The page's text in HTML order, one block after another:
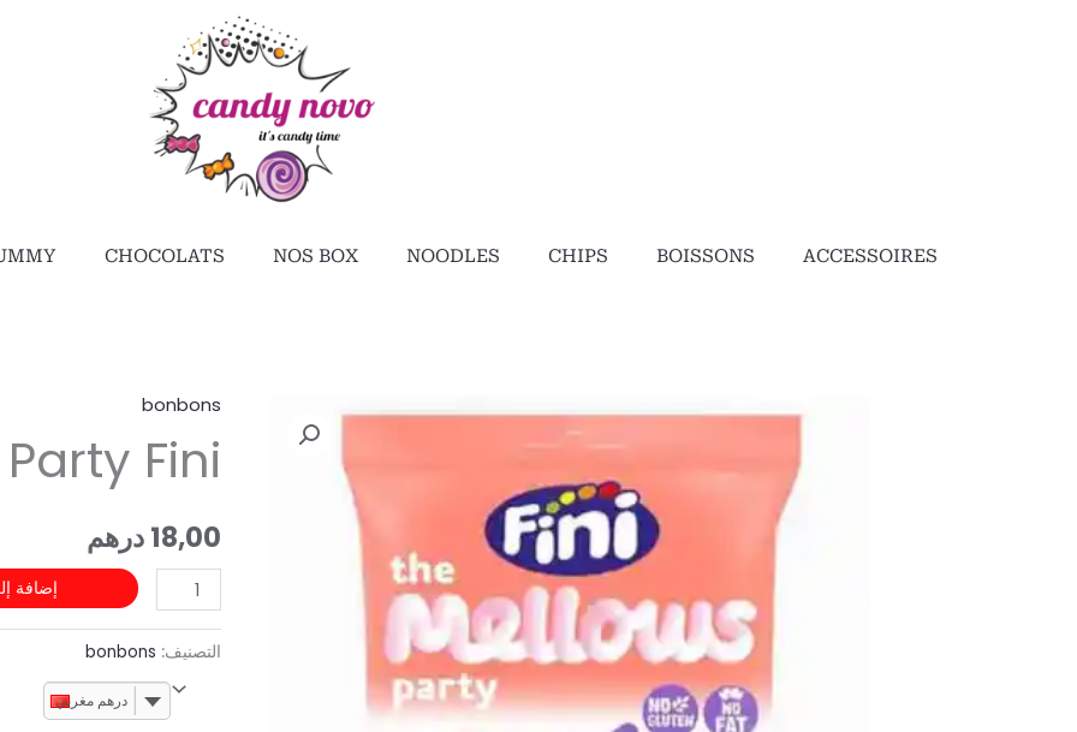
ACCESSOIRES
BOISSONS
CHIPS
NOODLES
NOS BOX
CHOCOLATS
bonbons
Fini
18,00درهم
كمية
Mellows
Party
إضافة
التصنيف: bonbons
درهم مغربي